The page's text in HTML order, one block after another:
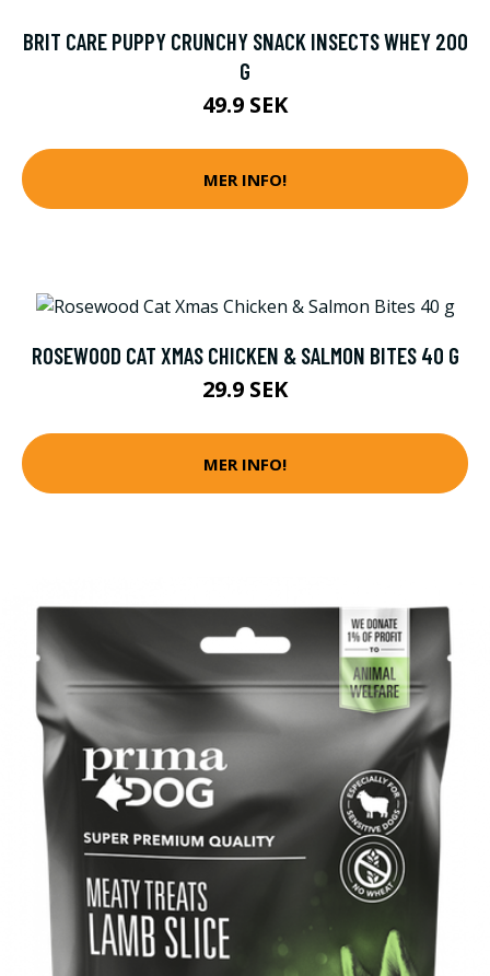
BRIT CARE PUPPY CRUNCHY SNACK INSECTS WHEY 200
G
49.9 SEK
MER INFO!
ROSEWOOD CAT XMAS CHICKEN & SALMON BITES 40 G
29.9 SEK
MER INFO!